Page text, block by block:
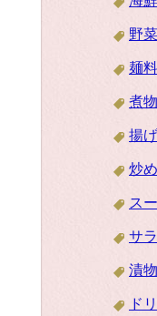
野
麺
煮物
揚
炒
ス
サ
漬物
ド